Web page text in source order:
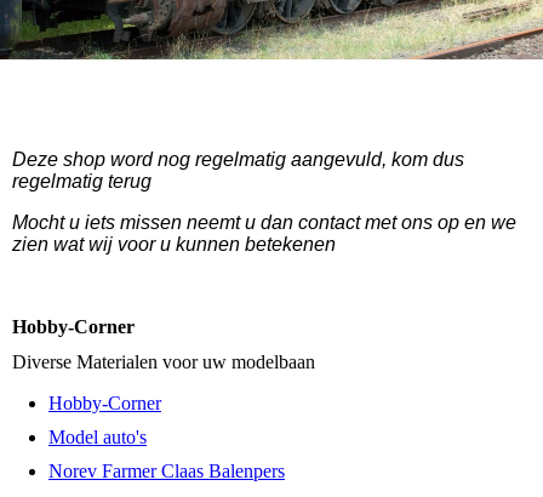
Deze shop word nog regelmatig aangevuld, kom dus
regelmatig terug
Mocht u iets missen neemt u dan contact met ons op en we
zien wat wij voor u kunnen betekenen
Hobby-Corner
Diverse Materialen voor uw modelbaan
Hobby-Corner
Model auto's
Norev Farmer Claas Balenpers